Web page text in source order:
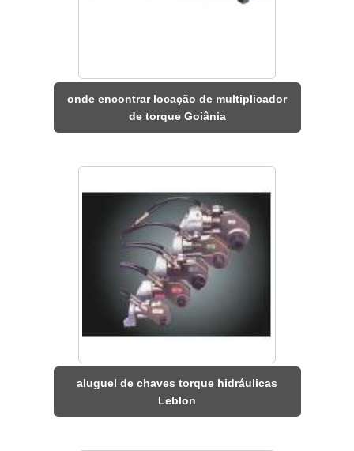
onde encontrar locação de multiplicador
de torque Goiânia
aluguel de chaves torque hidráulicas
Leblon